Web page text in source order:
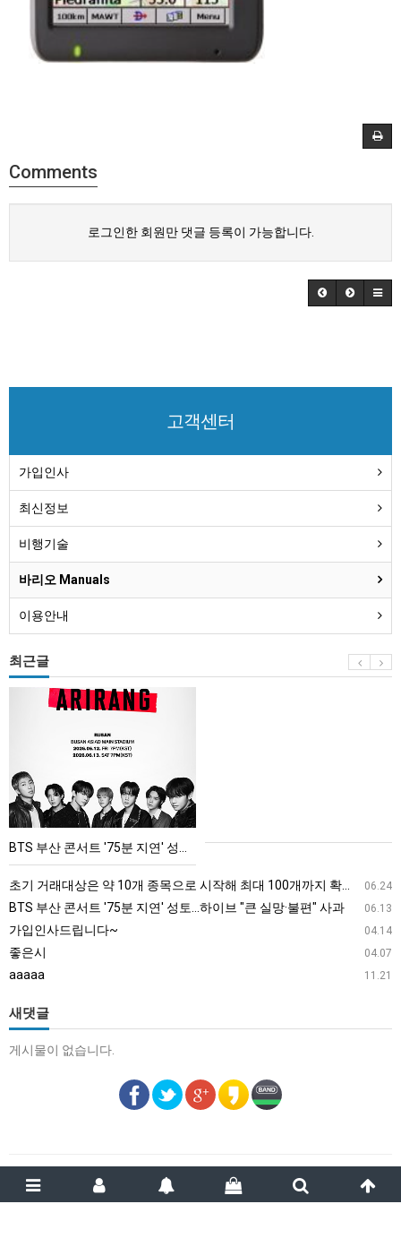
Comments
로그인한 회원만 댓글 등록이 가능합니다.
고객센터
가입인사
최신정보
비행기술
바리오 Manuals
이용안내
최근글
서
트
'75
분
브
"큰
실
사
BTS 부산 콘서트 '75분 지연' 성토…하이브 "큰 실망·불편" 사과
06.24
초기 거래대상은 약 10개 종목으로 시작해 최대 100개까지 확대할 방침이다. 구체적인 거래 대상 ETF는 아직 확정되지 않았지만, 시장 대표성이나 거래량을 고려해 선정할 계획이다.
06.13
BTS 부산 콘서트 '75분 지연' 성토…하이브 "큰 실망·불편" 사과
04.14
가입인사드립니다~
04.07
좋은시
11.21
aaaaa
새댓글
게시물이 없습니다.
smlee.gp@gmail.com